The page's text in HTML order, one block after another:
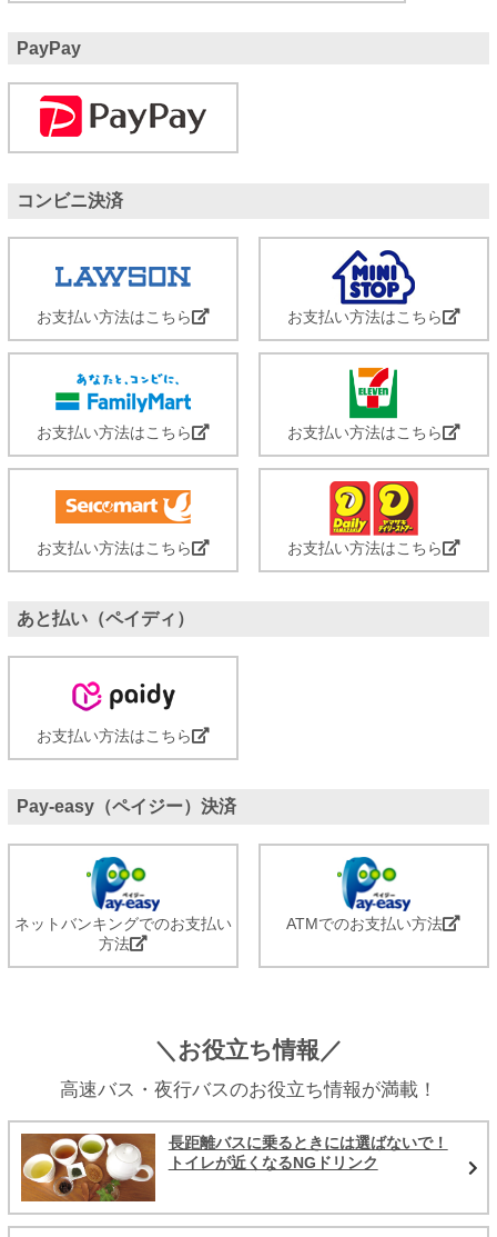
PayPay
コンビニ決済
お支払い方法はこちら お支払い方法はこちら
お支払い方法はこちら お支払い方法はこちら
お支払い方法はこちら お支払い方法はこちら
あと払い（ペイディ）
お支払い方法はこちら
Pay-easy（ペイジー）決済
ネットバンキングでのお支払い
方法
ATMでのお支払い方法
＼お役立ち情報／
高速バス・夜行バスのお役立ち情報が満載！
長距離バスに乗るときには選ばないで！
トイレが近くなるNGドリンク